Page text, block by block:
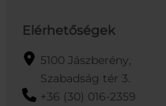
Elérhetőségek
5100 Jászberény,
Szabadság tér 3.
+36 (30) 016-2359